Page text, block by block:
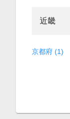
近畿
京都府 (1)